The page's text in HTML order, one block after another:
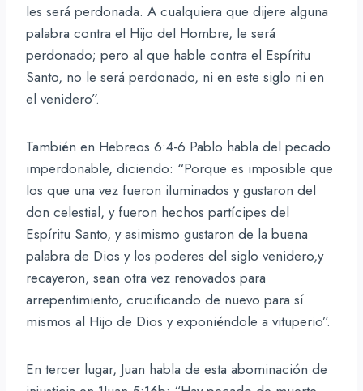
les será perdonada. A cualquiera que dijere alguna
palabra contra el Hijo del Hombre, le será
perdonado; pero al que hable contra el Espíritu
Santo, no le será perdonado, ni en este siglo ni en
el venidero”.
También en Hebreos 6:4-6 Pablo habla del pecado
imperdonable, diciendo: “Porque es imposible que
los que una vez fueron iluminados y gustaron del
don celestial, y fueron hechos partícipes del
Espíritu Santo, y asimismo gustaron de la buena
palabra de Dios y los poderes del siglo venidero,y
recayeron, sean otra vez renovados para
arrepentimiento, crucificando de nuevo para sí
mismos al Hijo de Dios y exponiéndole a vituperio”.
En tercer lugar, Juan habla de esta abominación de